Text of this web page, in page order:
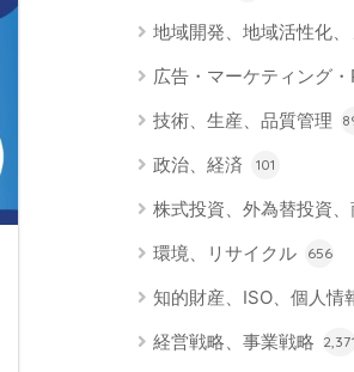
地域開発、地域活性化、
広告・マーケティング・
技術、生産、品質管理
政治、経済 101
株式投資、外為替投資
環境、リサイクル 656
知的財産、ISO、個人情
経営戦略、事業戦略 2,371